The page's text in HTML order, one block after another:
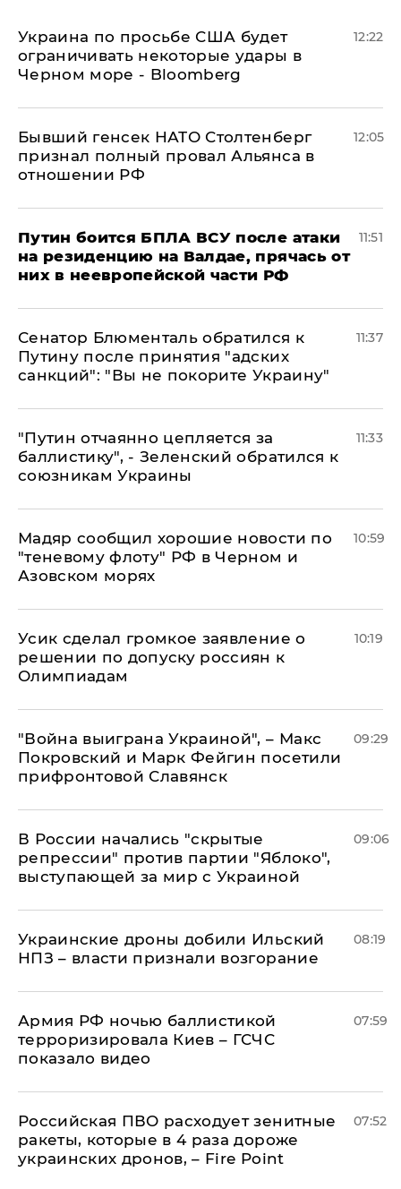
Украина по просьбе США будет
ограничивать некоторые удары в
Черном море - Bloomberg
12:22
Бывший генсек НАТО Столтенберг
признал полный провал Альянса в
отношении РФ
12:05
Путин боится БПЛА ВСУ после атаки
на резиденцию на Валдае, прячась от
них в неевропейской части РФ
11:51
Сенатор Блюменталь обратился к
Путину после принятия "адских
санкций": "Вы не покорите Украину"
11:37
"Путин отчаянно цепляется за
баллистику", - Зеленский обратился к
союзникам Украины
11:33
Мадяр сообщил хорошие новости по
"теневому флоту" РФ в Черном и
Азовском морях
10:59
Усик сделал громкое заявление о
решении по допуску россиян к
Олимпиадам
10:19
"Война выиграна Украиной", – Макс
Покровский и Марк Фейгин посетили
прифронтовой Славянск
09:29
В России начались "скрытые
репрессии" против партии "Яблоко",
выступающей за мир с Украиной
09:06
Украинские дроны добили Ильский
НПЗ – власти признали возгорание
08:19
Армия РФ ночью баллистикой
терроризировала Киев – ГСЧС
показало видео
07:59
Российская ПВО расходует зенитные
ракеты, которые в 4 раза дороже
украинских дронов, – Fire Point
07:52